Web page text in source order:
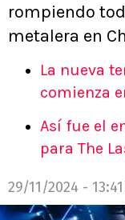
rompiendo
metalera en
La nueva
comienza
Así fue el
para The
29/11/2024 -